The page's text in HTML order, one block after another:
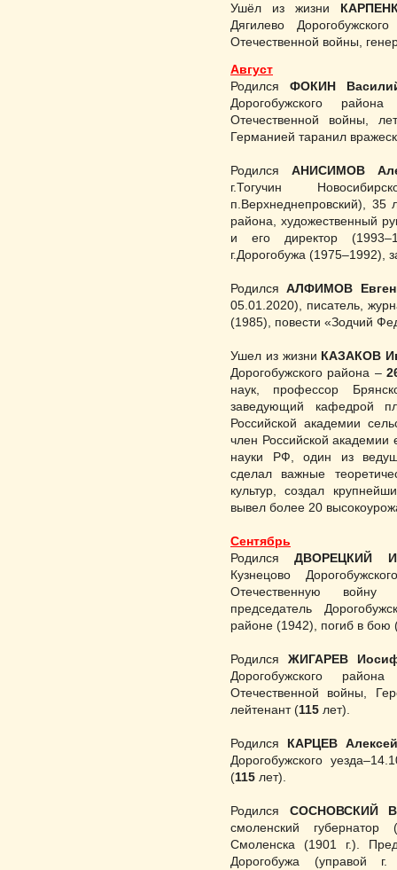
Ушёл из жизни
Дягилево
Отечественной войны,
Август
РодилсяФОКИН
Дорогобужского
Отечественной войны,
Германией таранил
Родился АНИСИМОВ
г.Тогучин
п.Верхнеднепровский), 35
района, художественный
и его директор
г.Дорогобужа (1975–1992),
РодилсяАЛФИМОВ
05.01.2020), писатель,
(1985), повести «Зодчий
Ушел из жизни КАЗАКОВ
Доро­гобужского района –
наук, профессор
заведующий кафедрой
Российской академии
член Российской академии
науки РФ, один из
сделал важные
культур, создал
вывел более 20
Сентябрь
РодилсяДВОРЕЦКИЙ
Кузнецово
Отечественную войну
председатель
районе (1942), по­гиб в бою
РодилсяЖИГАРЕВ
Дорогобужского
Отечественной войны,
лейтенант (115 лет).
Родился
КАРЦЕВ
Дорогобужского
(115 лет).
Родился СОСНОВСКИЙ
смоленский
Смоленска (1901 г.).
Дорогобужа (управой г.